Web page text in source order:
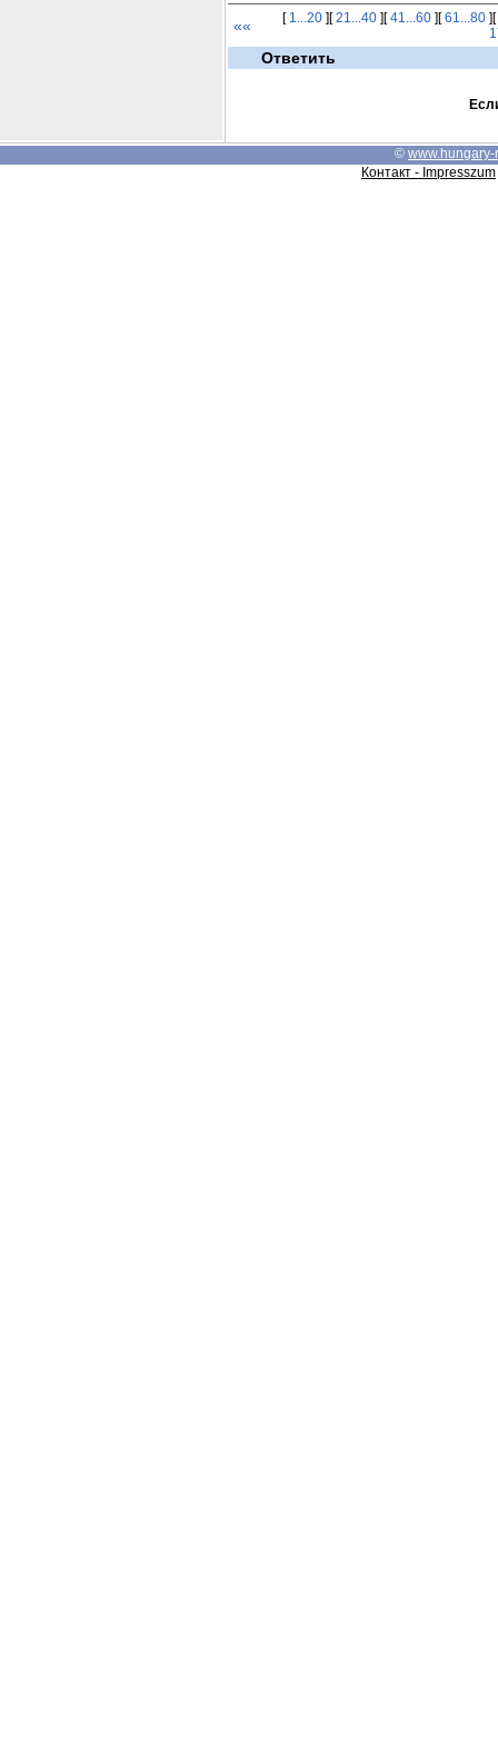
«« [ 1...20 ][21...40 ][41...60 ][61...80 ][
Ответить
© www.hungary-
Контакт - Impresszum